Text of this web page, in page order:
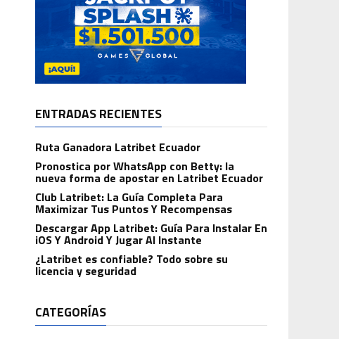
ENTRADAS RECIENTES
Ruta Ganadora Latribet Ecuador
Pronostica por WhatsApp con Betty: la
nueva forma de apostar en Latribet Ecuador
Club Latribet: La Guía Completa Para
Maximizar Tus Puntos Y Recompensas
Descargar App Latribet: Guía Para Instalar En
iOS Y Android Y Jugar Al Instante
¿Latribet es confiable? Todo sobre su
licencia y seguridad
CATEGORÍAS